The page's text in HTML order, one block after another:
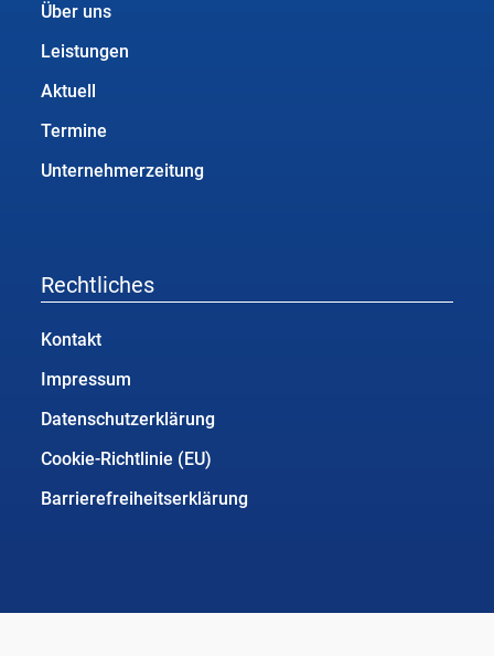
Über uns
Leistungen
Aktuell
Termine
Unternehmerzeitung
Rechtliches
Kontakt
Impressum
Datenschutzerklärung
Cookie-Richtlinie (EU)
Barrierefreiheitserklärung